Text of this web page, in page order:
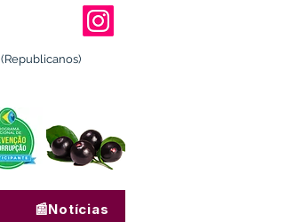
(Republicanos)
📰Notícias